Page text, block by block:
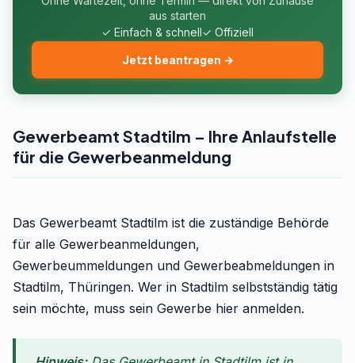
aus starten
✓ Einfach & schnell✓ Offiziell
Jetzt beantragen →
Gewerbeamt Stadtilm – Ihre Anlaufstelle
für die Gewerbeanmeldung
Das Gewerbeamt Stadtilm ist die zuständige Behörde
für alle Gewerbeanmeldungen,
Gewerbeummeldungen und Gewerbeabmeldungen in
Stadtilm, Thüringen. Wer in Stadtilm selbstständig tätig
sein möchte, muss sein Gewerbe hier anmelden.